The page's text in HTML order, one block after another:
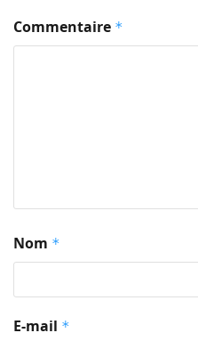
Commentaire *
Nom *
E-mail *